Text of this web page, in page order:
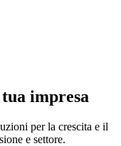
impresa
per la crescita e il
e settore.